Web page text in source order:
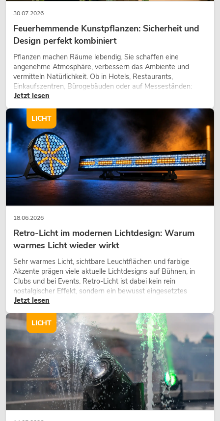
30.07.2026
Feuerhemmende Kunstpflanzen: Sicherheit und
Design perfekt kombiniert
Pflanzen machen Räume lebendig. Sie schaffen eine
angenehme Atmosphäre, verbessern das Ambiente und
vermitteln Natürlichkeit. Ob in Hotels, Restaurants,
Einkaufszentren, Bürogebäuden oder auf Messeständen:
eine hochwertige Begrünung gehört heute längst zum
modernen Raumkonzept.
Jetzt lesen
18.06.2026
Retro-Licht im modernen Lichtdesign: Warum
warmes Licht wieder wirkt
Sehr warmes Licht, sichtbare Leuchtflächen und farbige
Akzente prägen viele aktuelle Lichtdesigns auf Bühnen, in
Clubs und bei Events. Retro-Licht ist dabei kein rein
nostalgischer Effekt, sondern ein bewusst eingesetztes
Gestaltungsmittel: Es schafft Atmosphäre, gibt Szenen
Charakter und kann technische LED-Setups emotionaler
wirken lassen.
Jetzt lesen
LICHT
LICHT